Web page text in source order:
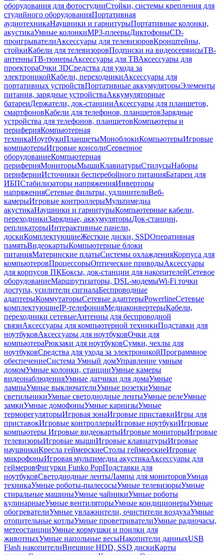
оборудования для фотостудииСтойки, системы крепления для
студийного оборудованияПортативная
аудиотехникаНаушники и гарнитурыПортативные колонки,
акустикаУмные колонкиMP3-плеерыДиктофоныCD-
проигрывателиАксессуары для телевизоровКронштейны,
стойкиКабели для телевизоровПодписки на видеосервисыТВ-
антенныТВ-тюнерыАксессуары для ТВАксессуары для
проектораОчки 3DСредства для ухода за
электроникойКабели, переходникиАксессуары для
портативных устройствПортативные аккумуляторыЭлементы
питания, зарядные устройстваАккумуляторные
батареиДержатели, док-станцииАксессуары для планшетов,
смартфоновКабели для телефонов, планшетовЗарядные
устройства для телефонов, планшетовКомпьютеры и
периферияКомпьютерная
техникаНоутбукиПланшетыМоноблокиКомпьютерыИгровые
компьютерыИгровые консолиСерверное
оборудованиеКомпьютерная
периферияМониторыМышиКлавиатурыСтилусыНаборы
периферииИсточники бесперебойного питанияБатареи для
ИБПСтабилизаторы напряженияИнверторы
напряженияСетевые фильтры, удлинителиВеб-
камерыИгровые контроллерыМультимедиа
акустикаНаушники и гарнитурыКомпьютерные кабели,
переходникиЗарядные, аккумуляторыДок-станции,
репликаторыИнтерактивные панели,
доскиКомплектующиеЖесткие диски, SSDОперативная
памятьВидеокартыКомпьютерные блоки
питанияМатеринские платыСистемы охлажденияКорпуса для
компьютеровПроцессорыОптические приводыАксессуары
для корпусов ПКБоксы, док-станции для накопителейСетевое
оборудованиеМаршрутизаторы, DSL-модемыWi-Fi точки
доступа, усилители сигналаБеспроводные
адаптерыКоммутаторыСетевые адаптерыPowerlineСетевые
комплектующиеIP-телефонияМедиаконвертерыКабели,
переходники сетевыеАнтенны для беспроводной
связиАксессуары для компьютерной техникиПодставки для
ноутбуковАксессуары для ноутбуковОчки для
компьютераРюкзаки для ноутбуковСумки, чехлы для
ноутбуковСредства для ухода за электроникойПрограммное
обеспечениеСистема Умный домУправление умным
домомУмные колонки, станцииУмные камеры
видеонаблюденияУмные датчики для домаУмные
лампыУмные выключателиУмные розеткиУмные
светильникиУмные светодиодные лентыУмные релеУмные
замкиУмные домофоныУмные карнизыУмные
терморегуляторыИгровая зонаИгровые приставкиИгры для
приставокИгровые контроллерыИгровые ноутбукиИгровые
компьютеры Игровые видеокартыИгровые мониторыИгровые
телевизорыИгровые мышиИгровые клавиатурыИгровые
наушникиКресла геймерскиеСтолы геймерскиеИгровые
микрофоныИгровая мультимедиа акустикаАксессуары для
геймеровФигурки Funko PopПодставки для
ноутбуковСветодиодные лентыЛампы для мониторовУмная
техникаУмные роботы-пылесосыУмные телевизорыУмные
стиральные машиныУмные чайникиУмные роботы
кулинарныеУмные вентиляторыУмные кондиционерыУмные
обогревателиУмные увлажнители, очистители воздухаУмные
отопительные котлыУмные проветривателиУмные радиочасы,
метеостанцииУмные кормушки и поилки для
животныхУмные напольные весыНакопители данныхUSB
Flash накопителиВнешние HDD, SSD дискиКарты